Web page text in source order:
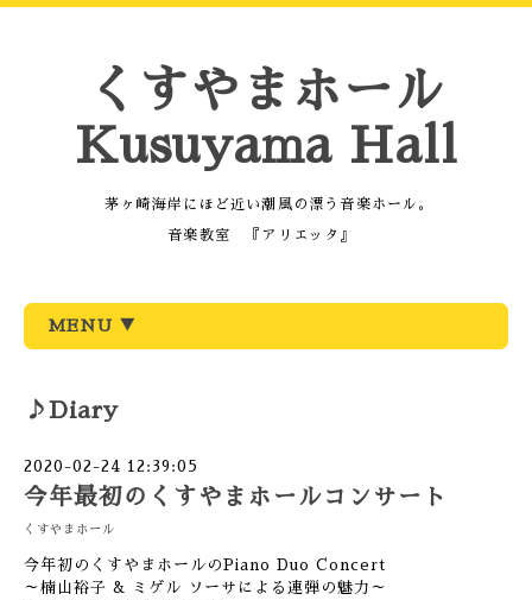
くすやまホール
Kusuyama Hall
茅ヶ崎海岸にほど近い潮風の漂う音楽ホール。
音楽教室 『アリエッタ』
MENU ▼
♪Diary
2020-02-24 12:39:05
今年最初のくすやまホールコンサート
くすやまホール
今年初のくすやまホールのPiano Duo Concert
～楠山裕子 & ミゲル ソーサによる連弾の魅力～